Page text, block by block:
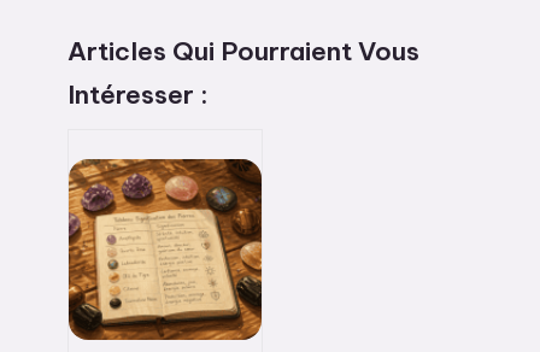
Articles Qui Pourraient Vous
Intéresser :